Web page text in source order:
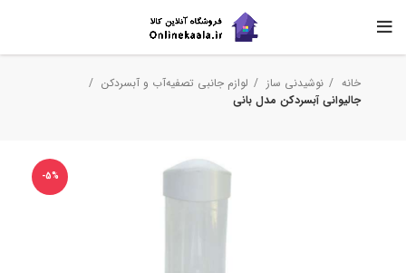
خانه نوشیدنی ساز
لوازم جانبی تصفیه‌آب و آبسردکن
جالیوانی آبسردکن مدل بانی
-5%